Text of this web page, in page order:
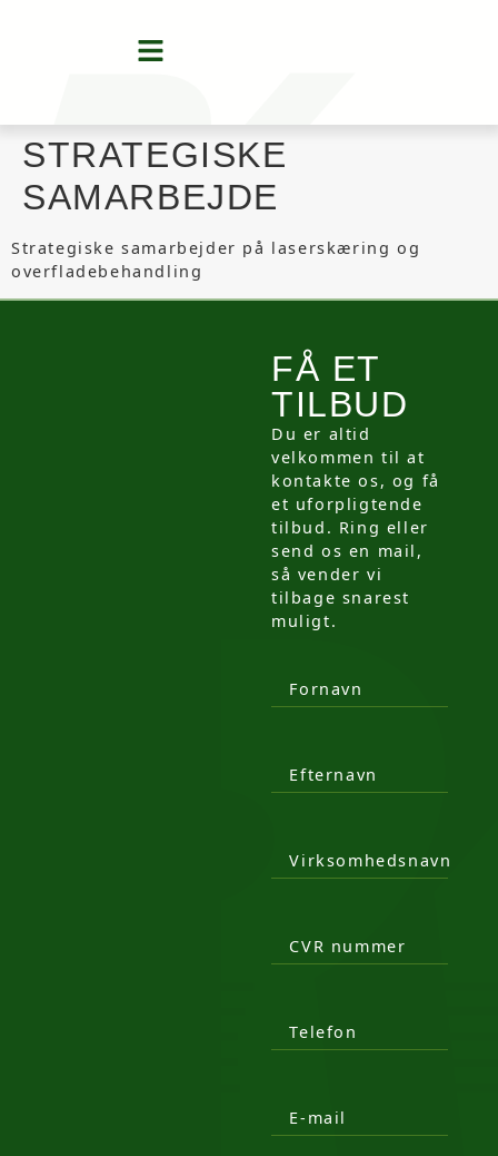
STRATEGISKE
SAMARBEJDE
Strategiske samarbejder på laserskæring og
overfladebehandling
FÅ ET
TILBUD
Du er altid
velkommen til at
kontakte os, og få
et uforpligtende
tilbud. Ring eller
send os en mail,
så vender vi
tilbage snarest
muligt.
Fornavn
Efternavn
Virksomhedsnavn
CVR nummer
Telefon
E-mail